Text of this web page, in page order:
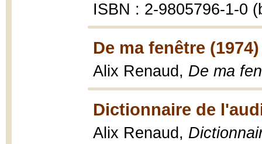
ISBN : 2-9805796-1-0
De ma fenêtre (1974)
Alix Renaud, De ma
Dictionnaire de
Alix Renaud,